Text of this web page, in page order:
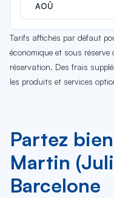
AOÛ
Tarifs affichés par défaut
économique et sous
réservation. Des frais
les produits et services
Partez
Martin
Barcelone